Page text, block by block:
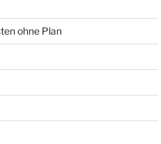
ohne Plan